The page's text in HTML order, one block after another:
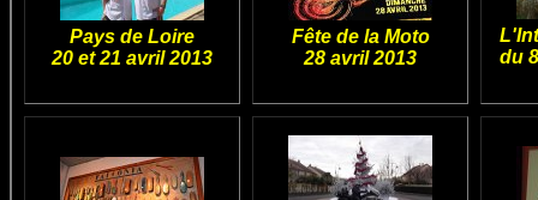
Pays de Loire
20 et 21 avril 2013
Fête de la Moto
28 avril 2013
du